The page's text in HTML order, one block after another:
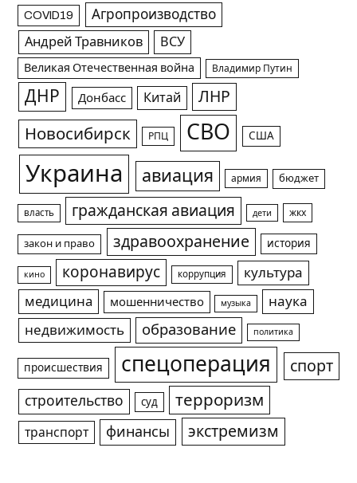
COVID19 Агропроизводство
Андрей Травников ВСУ
Великая Отечественная война Владимир Путин
ДНР Донбасс Китай ЛНР
Новосибирск РПЦ СВО США
Украина авиация армия бюджет
власть гражданская авиация дети жкх
закон и право здравоохранение история
кино коронавирус коррупция
культура
медицина
мошенничество музыка
наука
недвижимость
образование политика
происшествия спецоперация спорт
строительство суд терроризм
транспорт финансы экстремизм